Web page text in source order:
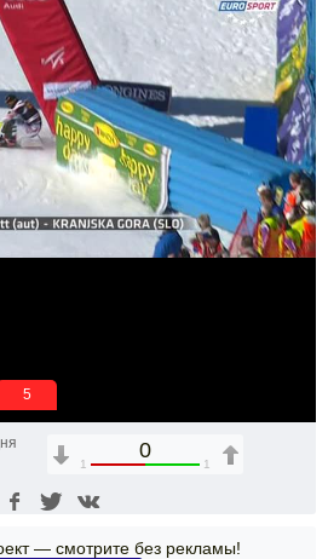
5
0
1 1
— смотрите без рекламы!